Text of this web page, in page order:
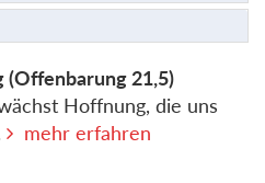
(Offenbarung 21,5)
Hoffnung, die uns
mehr erfahren